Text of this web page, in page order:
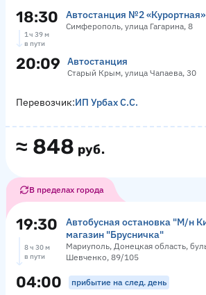
18:30 Автостанция №2 «Курортная»
Симферополь, улица Гагарина, 8
1 ч 39 м
в пути
20:09 Автостанция
Старый Крым, улица Чапаева, 30
≈ 848 руб.
Перевозчик:ИП Урбах С.С.
В пределах города
19:30
Автобусная остановка "М/н
магазин "Брусничка"
Мариуполь, Донецкая область,
Шевченко, 89/105
8 ч 30 м
в пути
04:00 прибытие на след. день